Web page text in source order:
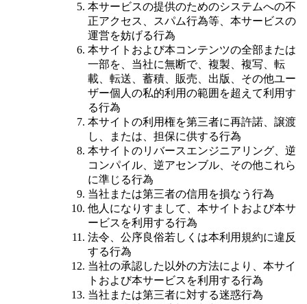
本サービスの提供のためのシステムへの不
正アクセス、スパム行為等、本サービスの
運営を妨げる行為
本サイトおよび本コンテンツの全部または
一部を、当社に無断で、複製、複写、転
載、転送、蓄積、販売、出版、その他ユー
ザー個人の私的利用の範囲を超えて利用す
る行為
本サイトの利用権を第三者に再許諾、譲渡
し、または、担保に供する行為
本サイトのリバースエンジニアリング、逆
コンパイル、逆アセンブル、その他これら
に準じる行為
当社または第三者の信用を損なう行為
他人になりすまして、本サイトおよび本サ
ービスを利用する行為
法令、公序良俗若しくは本利用規約に違反
する行為
当社の承認した以外の方法により、本サイ
トおよび本サービスを利用する行為
当社または第三者に対する迷惑行為